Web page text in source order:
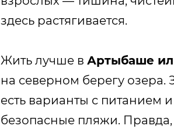
здесь растягивается.
Жить лучше в Артыбаше
на северном берегу озера.
есть варианты с питанием
безопасные пляжи.